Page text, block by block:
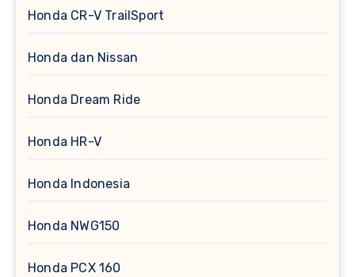
Honda CR-V TrailSport
Honda dan Nissan
Honda Dream Ride
Honda HR-V
Honda Indonesia
Honda NWG150
Honda PCX 160